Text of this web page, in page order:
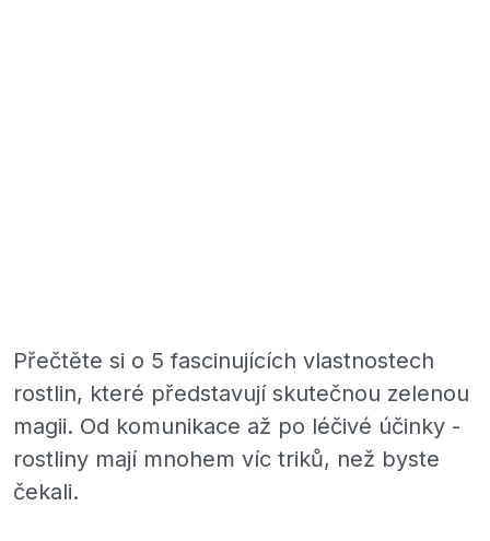
Přečtěte si o 5 fascinujících vlastnostech
rostlin, které představují skutečnou zelenou
magii. Od komunikace až po léčivé účinky -
rostliny mají mnohem víc triků, než byste
čekali.